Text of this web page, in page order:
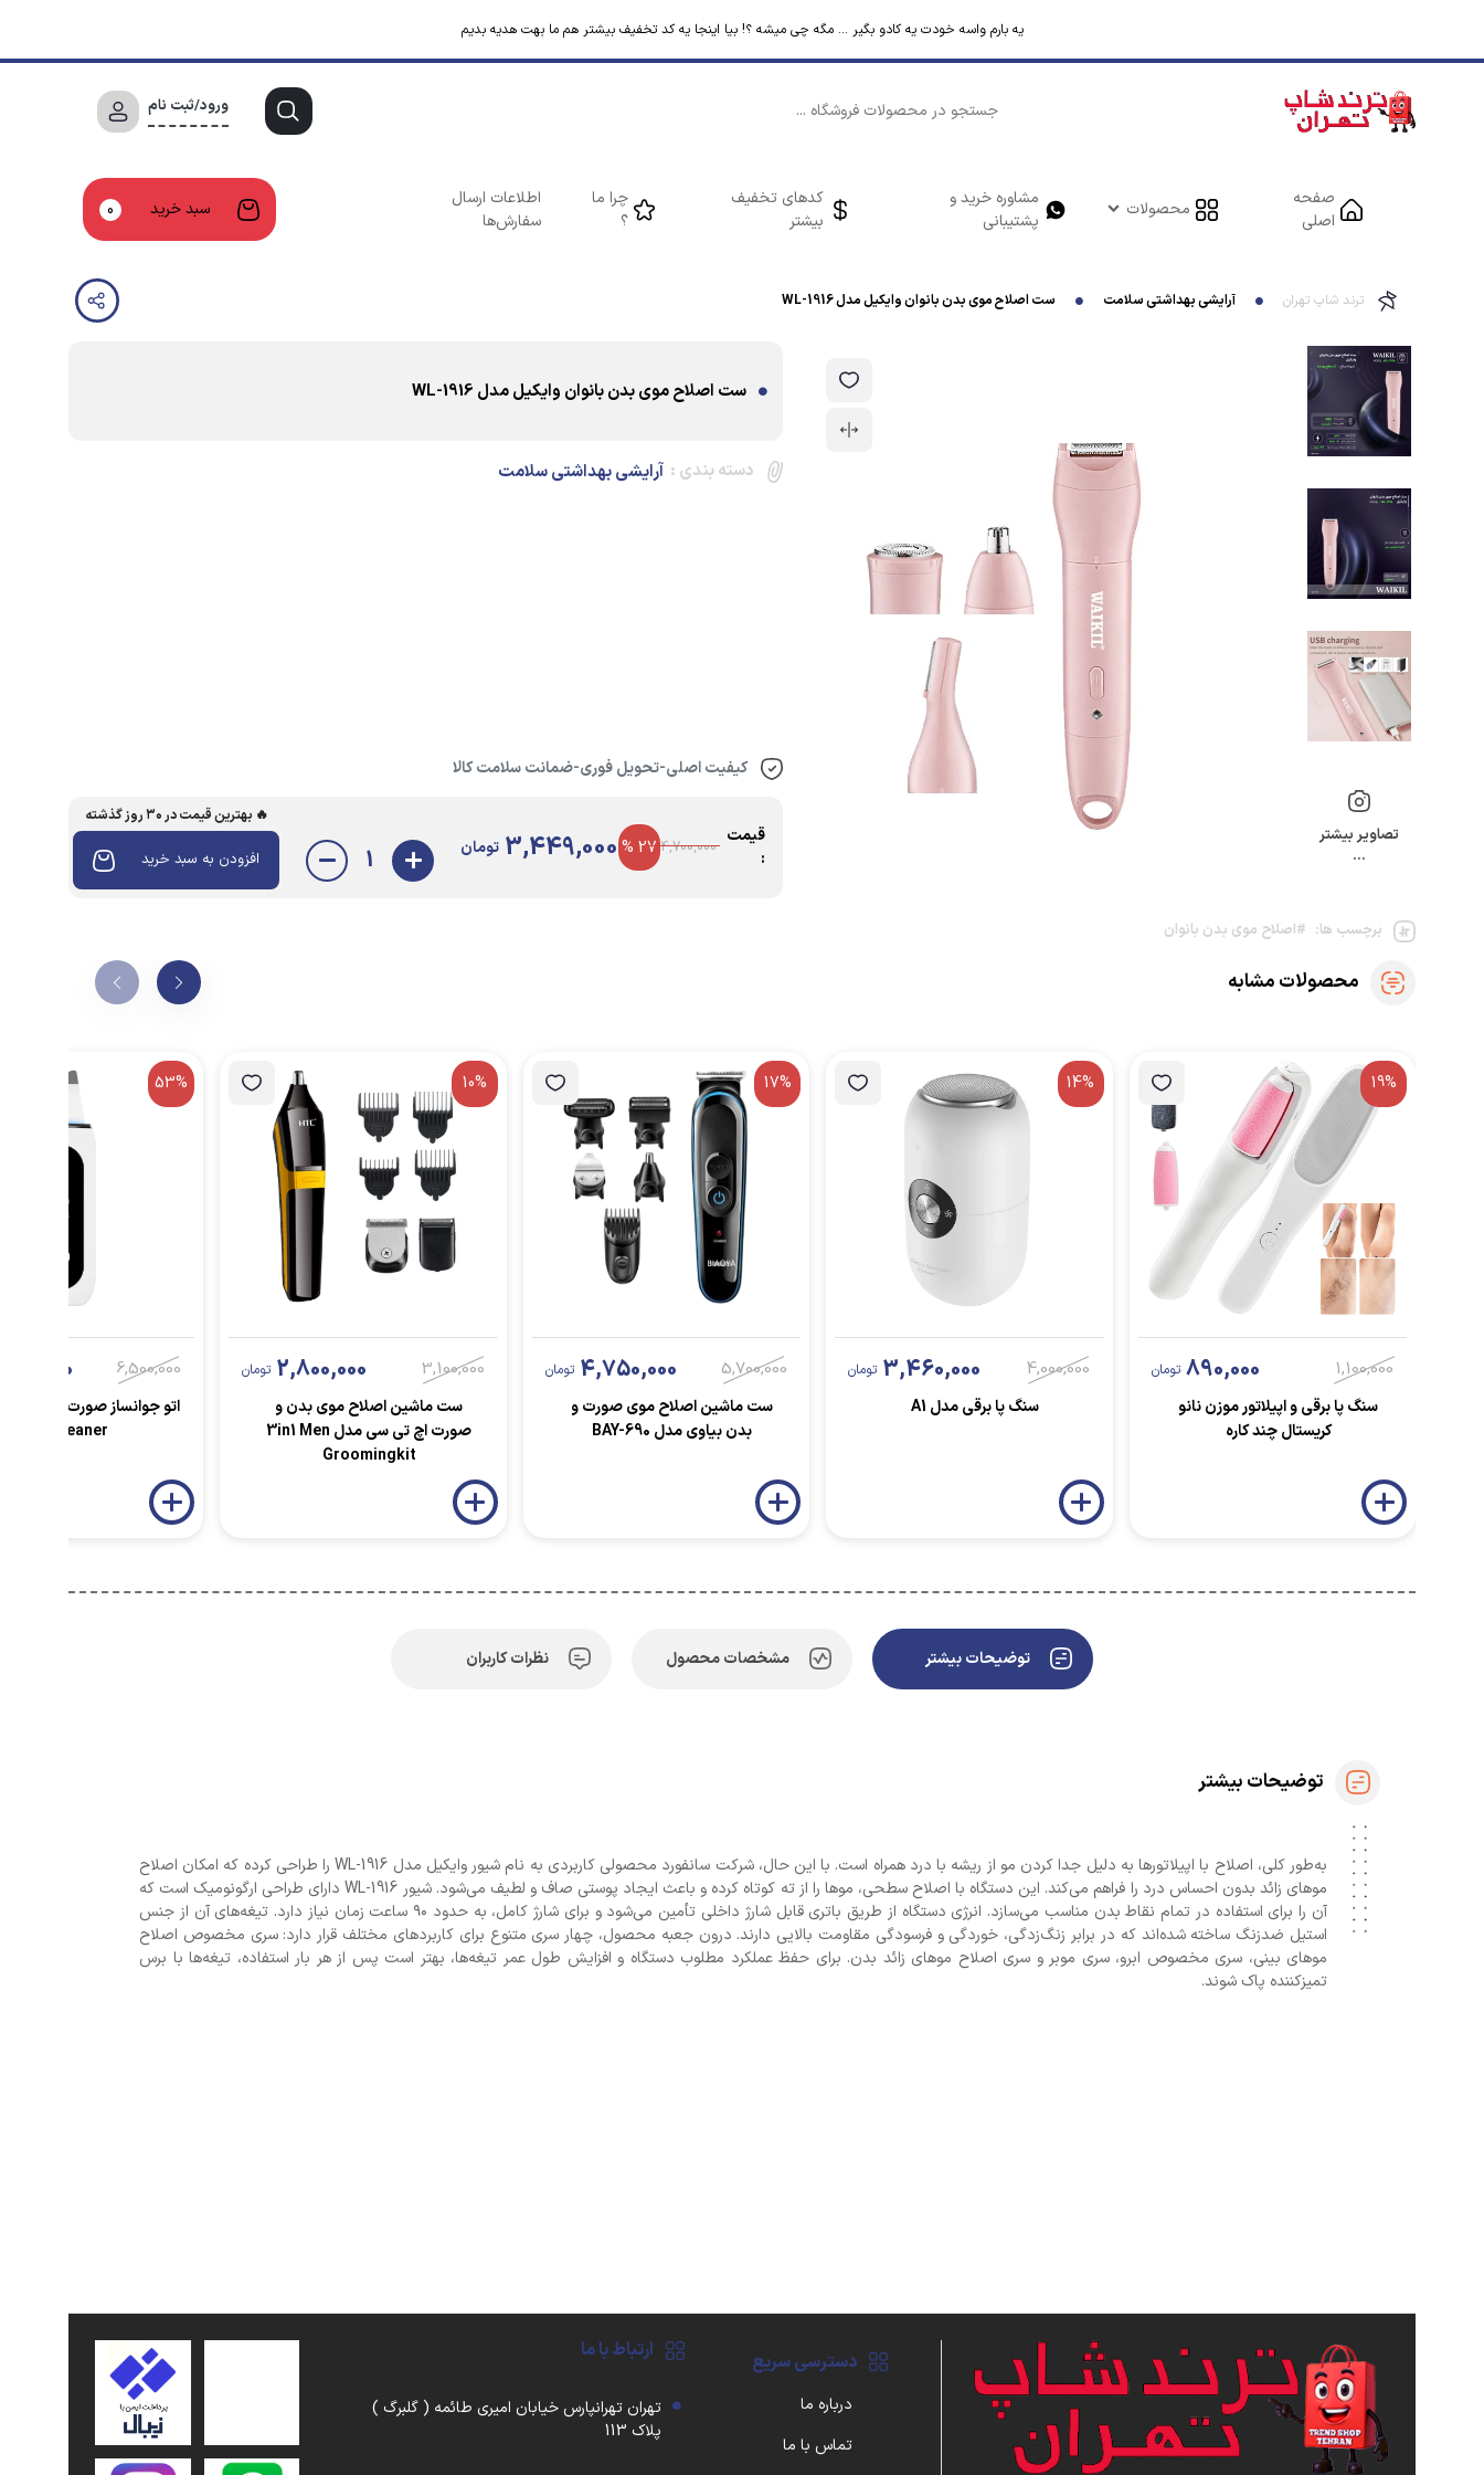
یه بارم واسه خودت یه کادو بگیر ... مگه چی میشه ؟! بیا اینجا یه کد تخفیف بیشتر هم ما بهت هدیه بدیم
ورود/ثبت نام
صفحه
اصلی
محصولات
مشاوره خرید و
پشتیبانی
کدهای تخفیف
بیشتر
چرا ما
؟
اطلاعات ارسال
سفارش‌ها
سبد خرید 0
ترند شاپ تهران آرایشی بهداشتی سلامت ست اصلاح موی بدن بانوان وایکیل مدل WL-1916
تصاویر بیشتر
…
ست اصلاح موی بدن بانوان وایکیل مدل WL-1916
دسته بندی : آرایشی بهداشتی سلامت
کیفیت اصلی-تحویل فوری-ضمانت سلامت کالا
قیمت
:
4,700,000
27 %
3,449,000 تومان 1
🔥 بهترین قیمت در ۳۰ روز گذشته
افزودن به سبد خرید
برچسب ها: #اصلاح موی بدن بانوان
محصولات مشابه
19%
1,100,000
890,000 تومان
سنگ پا برقی و اپیلاتور موزن نانو
کریستال چند کاره
14%
4,000,000
3,460,000 تومان
سنگ پا برقی مدل A1
17%
5,700,000
4,750,000 تومان
ست ماشین اصلاح موی صورت و
بدن بیاوی مدل BAY-690
10%
3,100,000
2,800,000 تومان
ست ماشین اصلاح موی بدن و
صورت اچ تی سی مدل 3in1 Men
Groomingkit
53%
6,500,000
Ion Cleaner
توضیحات بیشتر مشخصات محصول نظرات کاربران
توضیحات بیشتر
به‌طور کلی، اصلاح با اپیلاتورها به دلیل جدا کردن مو از ریشه با درد همراه است. با این حال، شرکت سانفورد محصولی کاربردی به نام شیور وایکیل مدل WL-1916 را طراحی کرده که امکان اصلاح
موهای زائد بدون احساس درد را فراهم می‌کند. این دستگاه با اصلاح سطحی، موها را از ته کوتاه کرده و باعث ایجاد پوستی صاف و لطیف می‌شود. شیور WL-1916 دارای طراحی ارگونومیک است که
آن را برای استفاده در تمام نقاط بدن مناسب می‌سازد. انرژی دستگاه از طریق باتری قابل شارژ داخلی تأمین می‌شود و برای شارژ کامل، به حدود ۹۰ ساعت زمان نیاز دارد. تیغه‌های آن از جنس
استیل ضدزنگ ساخته شده‌اند که در برابر زنگ‌زدگی، خوردگی و فرسودگی مقاومت بالایی دارند. درون جعبه محصول، چهار سری متنوع برای کاربردهای مختلف قرار دارد: سری مخصوص اصلاح
موهای بینی، سری مخصوص ابرو، سری موبر و سری اصلاح موهای زائد بدن. برای حفظ عملکرد مطلوب دستگاه و افزایش طول عمر تیغه‌ها، بهتر است پس از هر بار استفاده، تیغه‌ها با برس
تمیزکننده پاک شوند.
دسترسی سریع
درباره ما
تماس با ما
ارتباط با ما
تهران تهرانپارس خیابان امیری طائمه ( گلبرگ )
پلاک 113